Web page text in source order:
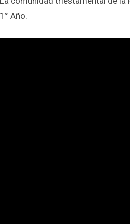
1° Año.